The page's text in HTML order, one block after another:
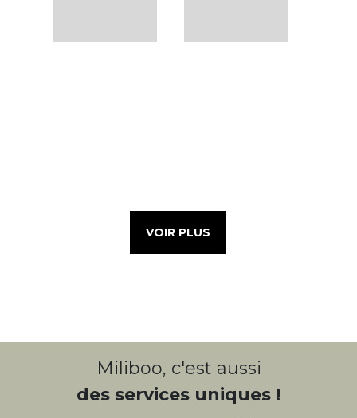
VOIR PLUS
Miliboo, c'est aussi
des services uniques !